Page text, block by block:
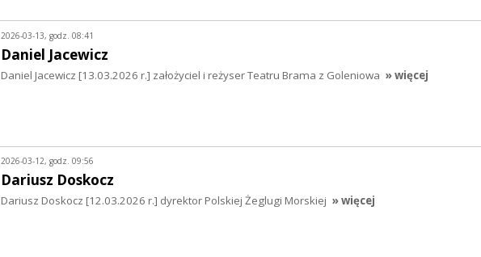
2026-03-13, godz. 08:41
Daniel Jacewicz
Daniel Jacewicz [13.03.2026 r.] założyciel i reżyser Teatru Brama z Goleniowa » więcej
2026-03-12, godz. 09:56
Dariusz Doskocz
Dariusz Doskocz [12.03.2026 r.] dyrektor Polskiej Żeglugi Morskiej » więcej